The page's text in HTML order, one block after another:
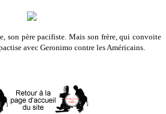
son père pacifiste. Mais son frère, qui convoite
avec Geronimo contre les Américains.